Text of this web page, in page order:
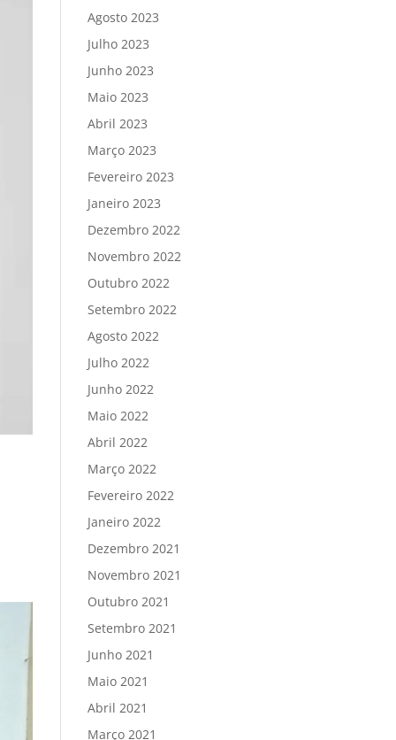
Agosto 2023
Julho 2023
Junho 2023
Maio 2023
Abril 2023
Março 2023
Fevereiro 2023
Janeiro 2023
Dezembro 2022
Novembro 2022
Outubro 2022
Setembro 2022
Agosto 2022
Julho 2022
Junho 2022
Maio 2022
Abril 2022
Março 2022
Fevereiro 2022
Janeiro 2022
Dezembro 2021
Novembro 2021
Outubro 2021
Setembro 2021
Junho 2021
Maio 2021
Abril 2021
Março 2021